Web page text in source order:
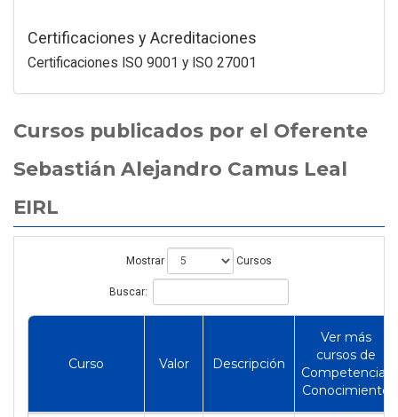
Certificaciones y Acreditaciones
Certificaciones ISO 9001 y ISO 27001
Cursos publicados por el Oferente
Sebastián Alejandro Camus Leal
EIRL
Mostrar Cursos
Buscar:
Curso Valor Descripción
Ver más
cursos de
Competencia/
Conocimiento